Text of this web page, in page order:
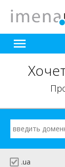
.ua